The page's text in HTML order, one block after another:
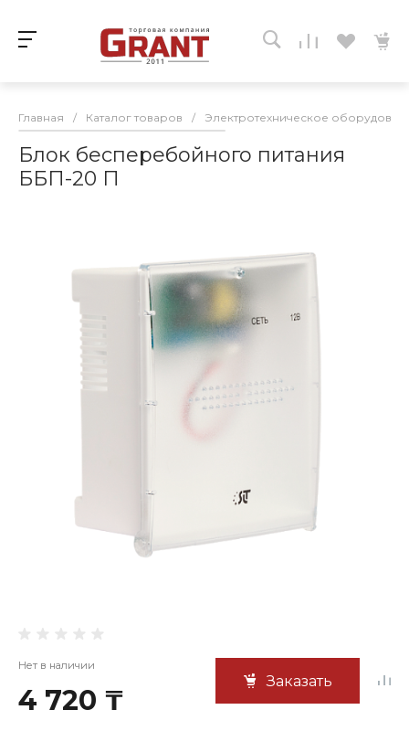
Главная / Каталог товаров / Электротехническое
Блок бесперебойного питания
ББП-20 П
Нет в наличии
4 720 ₸
Заказать